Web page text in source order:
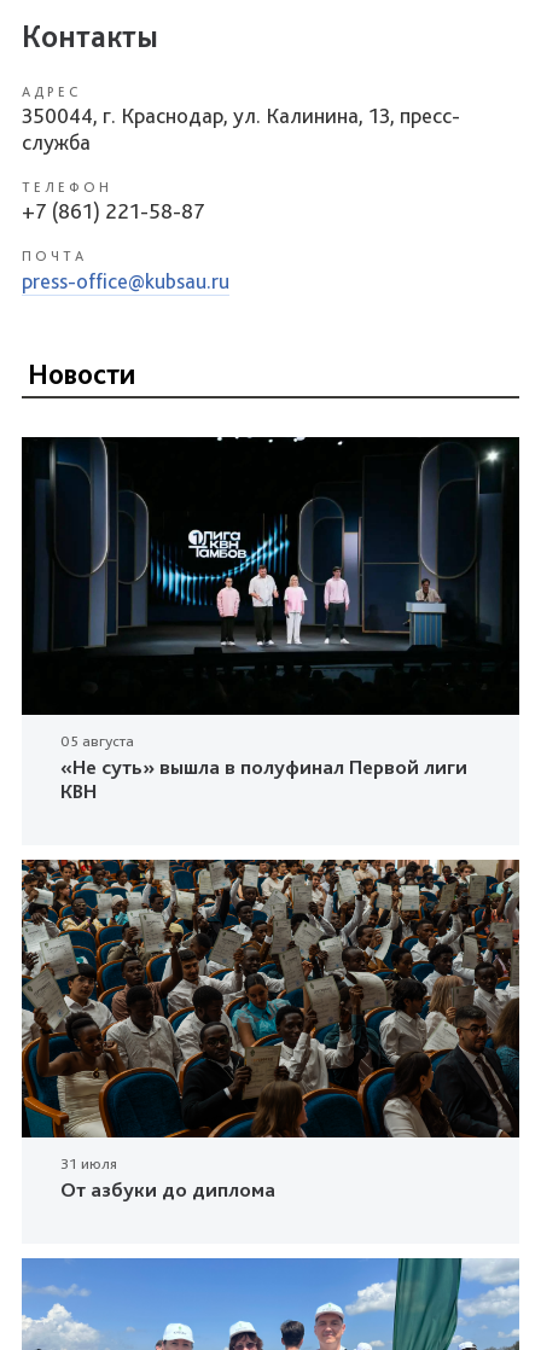
Контакты
АДРЕС
350044, г. Краснодар, ул. Калинина, 13, пресс-
служба
ТЕЛЕФОН
+7 (861) 221-58-87
ПОЧТА
press-office@kubsau.ru
Новости
05 августа
«Не суть» вышла в полуфинал Первой лиги
КВН
31 июля
От азбуки до диплома